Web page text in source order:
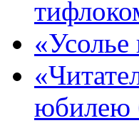
юбилею